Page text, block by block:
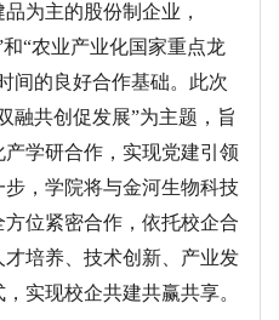
为主的股份制企业，
“农业产业化国家重点龙
间的良好合作基础。此次
融共创促发展”为主题，旨
学研合作，实现党建引领
，学院将与金河生物科技
位紧密合作，依托校企合
培养、技术创新、产业发
实现校企共建共赢共享。